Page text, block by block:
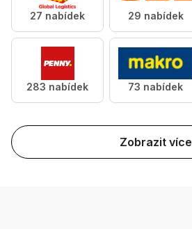
27 nabídek 29 nabídek
283 nabídek 73 nabídek
Zobrazit více